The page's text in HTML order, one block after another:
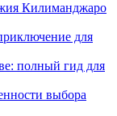
Килиманджаро
для
полный гид для
выбора